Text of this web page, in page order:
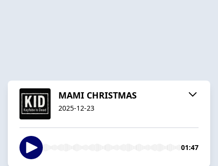
MAMI CHRISTMAS
2025-12-23
01:47